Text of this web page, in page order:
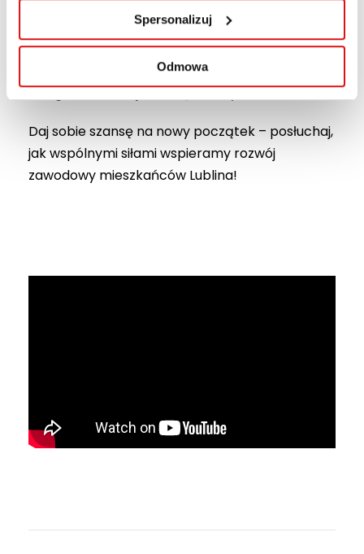
Spersonalizuj
Odmowa
Gośćmi odcinka są:
– Zastępca Dyrektora Wydziału
Kultury, Urząd Miasta Lublin
– Kierownik Referatu Promocji
Usług i Analiz, Miejski Urząd Pracy w Lublinie
Daj sobie szansę na nowy początek – posłuchaj,
jak wspólnymi siłami wspieramy rozwój
zawodowy mieszkańców Lublina!